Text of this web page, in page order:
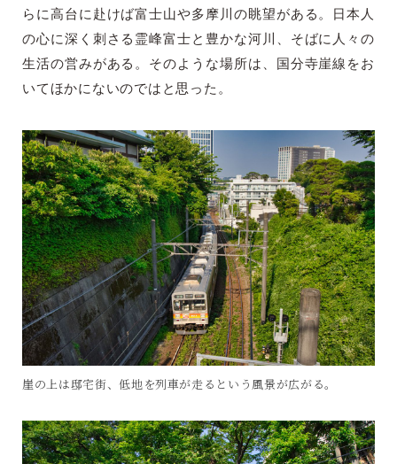
らに高台に赴けば富士山や多摩川の眺望がある。日本人
の心に深く刺さる霊峰富士と豊かな河川、そばに人々の
生活の営みがある。そのような場所は、国分寺崖線をお
いてほかにないのではと思った。
崖の上は邸宅街、低地を列車が走るという風景が広がる。